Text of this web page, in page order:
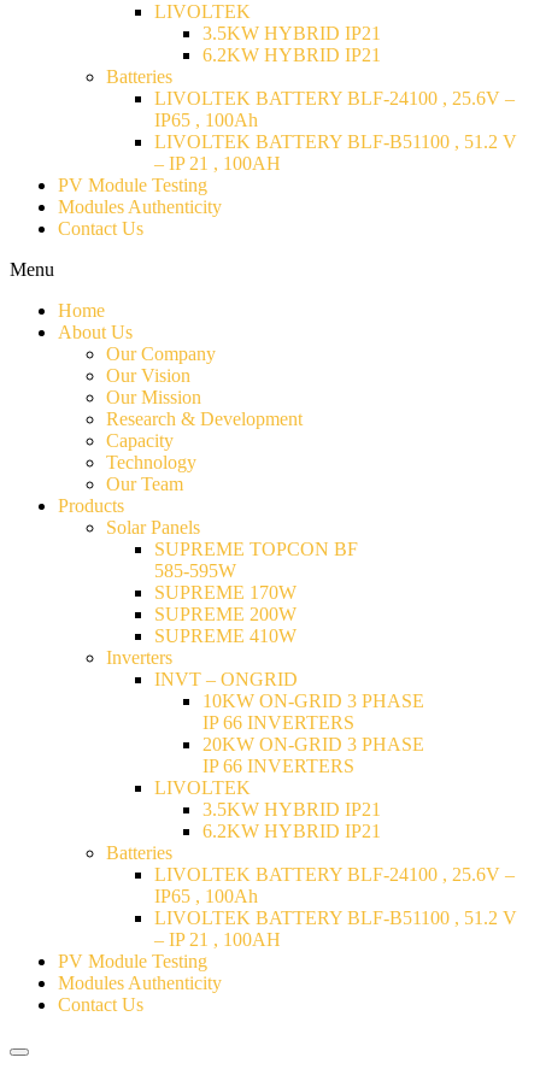
LIVOLTEK
3.5KW HYBRID IP21
6.2KW HYBRID IP21
Batteries
LIVOLTEK BATTERY BLF-24100 , 25.6V –
IP65 , 100Ah
LIVOLTEK BATTERY BLF-B51100 , 51.2 V
– IP 21 , 100AH
PV Module Testing
Modules Authenticity
Contact Us
Menu
Home
About Us
Our Company
Our Vision
Our Mission
Research & Development
Capacity
Technology
Our Team
Products
Solar Panels
SUPREME TOPCON BF
585-595W
SUPREME 170W
SUPREME 200W
SUPREME 410W
Inverters
INVT – ONGRID
10KW ON-GRID 3 PHASE
IP 66 INVERTERS
20KW ON-GRID 3 PHASE
IP 66 INVERTERS
LIVOLTEK
3.5KW HYBRID IP21
6.2KW HYBRID IP21
Batteries
LIVOLTEK BATTERY BLF-24100 , 25.6V –
IP65 , 100Ah
LIVOLTEK BATTERY BLF-B51100 , 51.2 V
– IP 21 , 100AH
PV Module Testing
Modules Authenticity
Contact Us